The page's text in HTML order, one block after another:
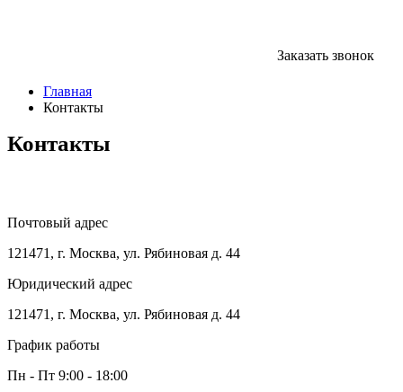
Заказать звонок
Главная
Контакты
Контакты
Почтовый адрес
121471, г. Москва, ул. Рябиновая д. 44
Юридический адрес
121471, г. Москва, ул. Рябиновая д. 44
График работы
Пн - Пт 9:00 - 18:00